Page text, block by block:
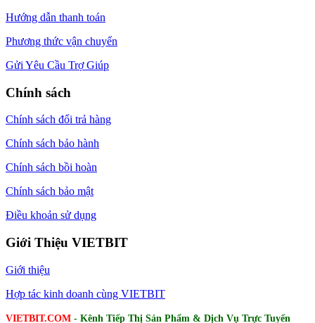
Hướng dẫn thanh toán
Phương thức vận chuyển
Gửi Yêu Cầu Trợ Giúp
Chính sách
Chính sách đổi trả hàng
Chính sách bảo hành
Chính sách bồi hoàn
Chính sách bảo mật
Điều khoản sử dụng
Giới Thiệu VIETBIT
Giới thiệu
Hợp tác kinh doanh cùng VIETBIT
VIETBIT.COM - Kênh Tiếp Thị Sản Phẩm & Dịch Vụ Trực Tuyến